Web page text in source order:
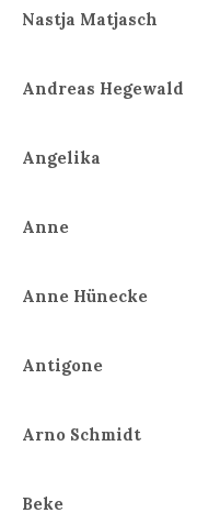
Nastja Matjasch
Andreas Hegewald
Angelika
Anne
Anne Hünecke
Antigone
Arno Schmidt
Beke